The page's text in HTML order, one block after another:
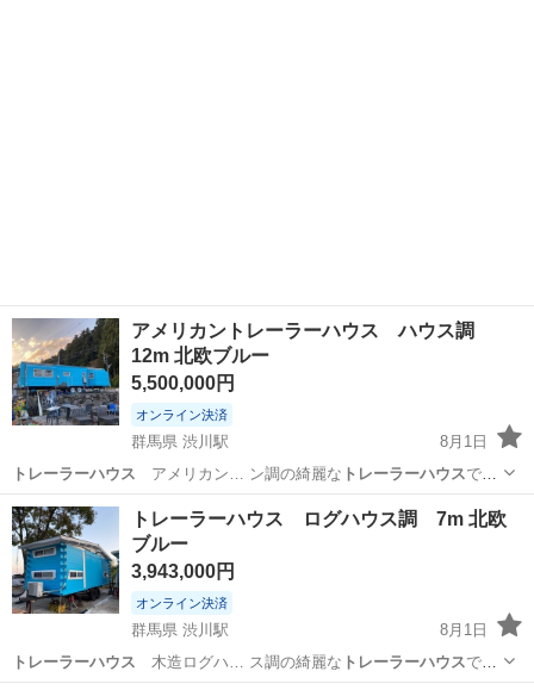
アメリカントレーラーハウス ハウス調
12m 北欧ブルー
5,500,000円
オンライン決済
群馬県 渋川駅
8月1日
トレーラーハウス アメリカン… ン調の綺麗な トレーラーハウスです
テナン… できます。トレーラーハウスは車両扱いに…
群馬 渋川市 家電 トレーラーハウス
トレーラーハウス ログハウス調 7m 北欧
ブルー
3,943,000円
オンライン決済
群馬県 渋川駅
8月1日
トレーラーハウス 木造ログハ… ス調の綺麗な トレーラーハウスです
テナン… できます。トレーラーハウスは車両扱いに…